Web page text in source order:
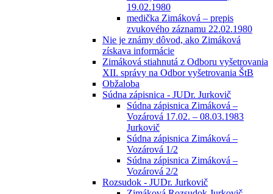
19.02.1980
medička Zimáková – prepis
zvukového záznamu 22.02.1980
Nie je známy dôvod, ako Zimáková
získava informácie
Zimáková stiahnutá z Odboru vyšetrovania
XII. správy na Odbor vyšetrovania ŠtB
Obžaloba
Súdna zápisnica - JUDr. Jurkovič
Súdna zápisnica Zimáková –
Vozárová 17.02. – 08.03.1983
Jurkovič
Súdna zápisnica Zimáková –
Vozárová 1/2
Súdna zápisnica Zimáková –
Vozárová 2/2
Rozsudok - JUDr. Jurkovič